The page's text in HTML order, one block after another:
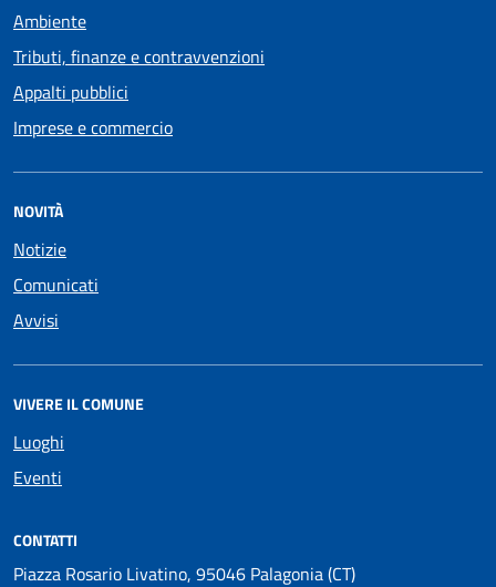
Ambiente
Tributi, finanze e contravvenzioni
Appalti pubblici
Imprese e commercio
NOVITÀ
Notizie
Comunicati
Avvisi
VIVERE IL COMUNE
Luoghi
Eventi
CONTATTI
Piazza Rosario Livatino, 95046 Palagonia (CT)